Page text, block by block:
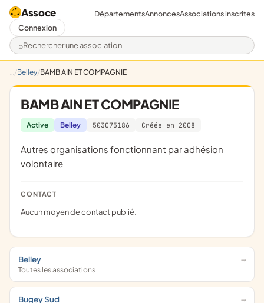
Assoce
Rechercher une association
DépartementsAnnoncesAssociations inscrites
Connexion
Belley BAMB AIN ET COMPAGNIE
BAMB AIN ET COMPAGNIE
Active Belley 503075186 Créée en 2008
Autres organisations fonctionnant par adhésion
volontaire
CONTACT
Aucun moyen de contact publié.
Belley
Toutes les associations
Bugey Sud